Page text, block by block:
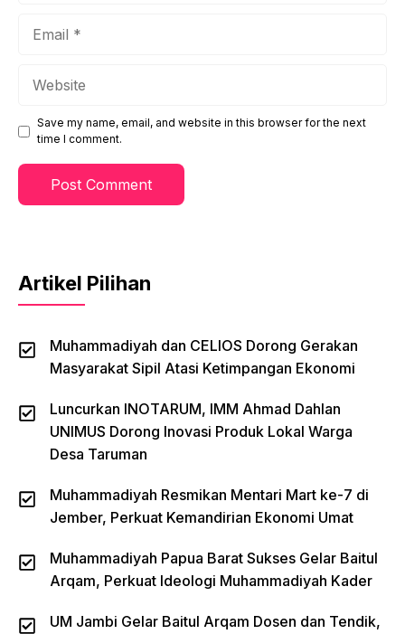
Save my name, email, and website in this browser for the next
time I comment.
Artikel Pilihan
Muhammadiyah dan CELIOS Dorong Gerakan
Masyarakat Sipil Atasi Ketimpangan Ekonomi
Luncurkan INOTARUM, IMM Ahmad Dahlan
UNIMUS Dorong Inovasi Produk Lokal Warga
Desa Taruman
Muhammadiyah Resmikan Mentari Mart ke-7 di
Jember, Perkuat Kemandirian Ekonomi Umat
Muhammadiyah Papua Barat Sukses Gelar Baitul
Arqam, Perkuat Ideologi Muhammadiyah Kader
UM Jambi Gelar Baitul Arqam Dosen dan Tendik,